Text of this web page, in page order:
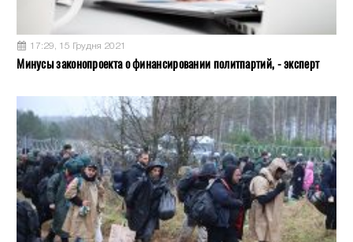
17:29, 15 Грудня 2021
Минусы законопроекта о финансировании политпартий, - эксперт